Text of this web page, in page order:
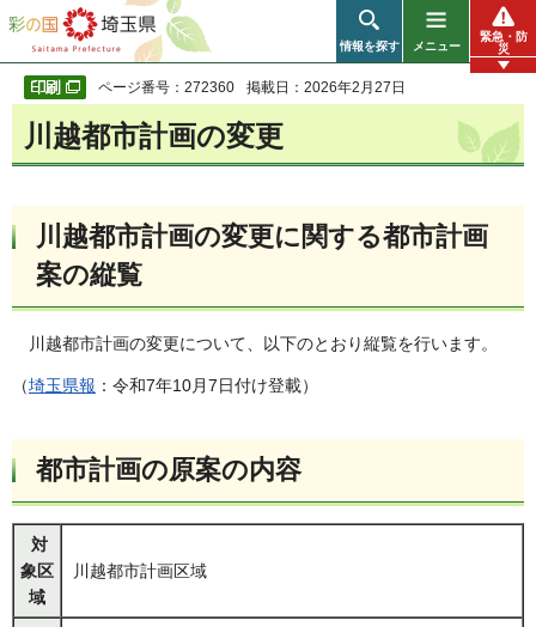
彩の国 埼玉県
情報を探す メニュー
緊急・防
災
ページ番号：272360 掲載日：2026年2月27日
川越都市計画の変更
川越都市計画の変更に関する都市計画
案の縦覧
川越都市計画の変更について、以下のとおり縦覧を行います。
（埼玉県報 ：令和7年10月7日付け登載）
都市計画の原案の内容
対
象区
域
川越都市計画区域